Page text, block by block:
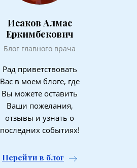
Исаков Алмас
Еркимбекович
Блог главного врача
Рад приветствовать
Вас в моем блоге, где
Вы можете оставить
Ваши пожелания,
отзывы и узнать о
последних событиях!
Перейти в блог